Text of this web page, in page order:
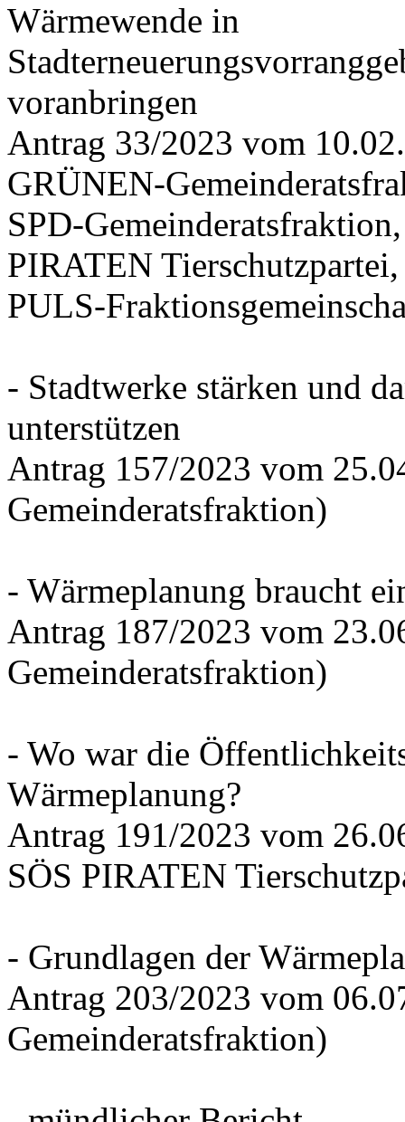
Wärmewende in
voranbringen
Antrag 33/2023 vom
GRÜNEN-
SPD-
PIRATEN Tierschutzpartei,
PULS-
- Stadtwerke stärken und
unterstützen
Antrag 157/2023 vom
Gemeinderatsfraktion)
- Wärmeplanung braucht
Antrag 187/2023 vom
Gemeinderatsfraktion)
- Wo war die
Wärmeplanung?
Antrag 191/2023 vom
SÖS PIRATEN
- Grundlagen der
Antrag 203/2023 vom
Gemeinderatsfraktion)